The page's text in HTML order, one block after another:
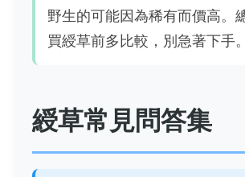
野生的可能因為稀有而價高。
買綬草前多比較，別急著下手。
綬草常見問答集